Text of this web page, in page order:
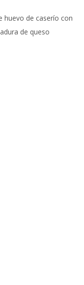
huevo de caserío con
de queso